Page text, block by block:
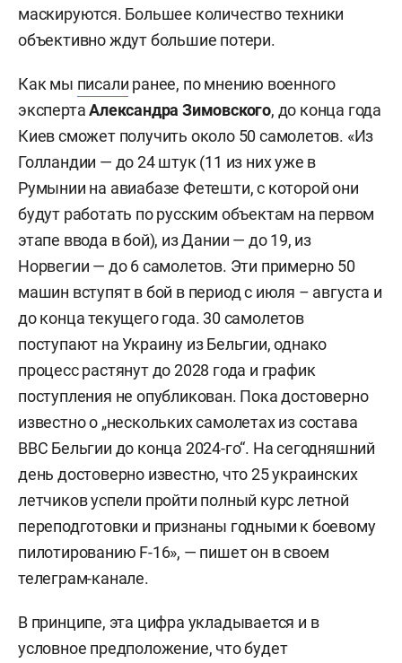
маскируются. Большее количество техники
объективно ждут большие потери.
Как мы писали ранее, по мнению военного
экспертаАлександра Зимовского, до конца года
Киев сможет получить около 50 самолетов. «Из
Голландии — до 24 штук (11 из них уже в
Румынии на авиабазе Фетешти, с которой они
будут работать по русским объектам на первом
этапе ввода в бой), из Дании — до 19, из
Норвегии — до 6 самолетов. Эти примерно 50
машин вступят в бой в период с июля – августа и
до конца текущего года. 30 самолетов
поступают на Украину из Бельгии, однако
процесс растянут до 2028 года и график
поступления не опубликован. Пока достоверно
известно о „нескольких самолетах из состава
ВВС Бельгии до конца 2024-го“. На сегодняшний
день достоверно известно, что 25 украинских
летчиков успели пройти полный курс летной
переподготовки и признаны годными к боевому
пилотированию F-16», — пишет он в своем
телеграм-канале.
В принципе, эта цифра укладывается и в
условное предположение, что будет